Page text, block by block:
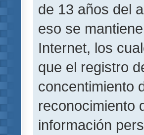
de 13 años del
eso se
Internet, los
que el registro
concentimiento
reconocimiento
información